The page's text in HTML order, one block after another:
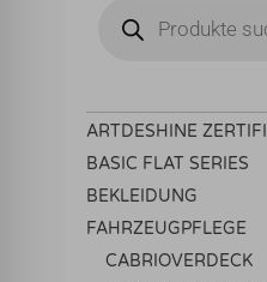
search
ARTDESHINE
BASIC FLAT SERIES
BEKLEIDUNG
FAHRZEUGPFLEGE
CABRIOVERDECK